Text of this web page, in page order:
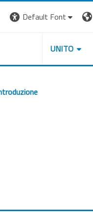
Default Font
UNITO